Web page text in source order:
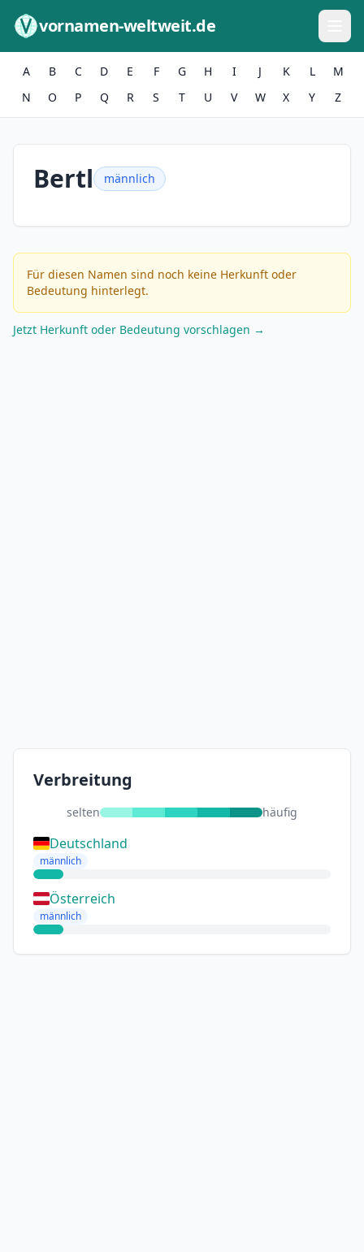
vornamen-weltweit.de
A B C D E F G H I J K L
M
N
O P Q R S T U V W X Y Z
Bertl männlich
Für diesen Namen sind noch keine Herkunft oder
Bedeutung hinterlegt.
Jetzt Herkunft oder Bedeutung vorschlagen →
Verbreitung
selten häufig
Deutschland
männlich
Österreich
männlich